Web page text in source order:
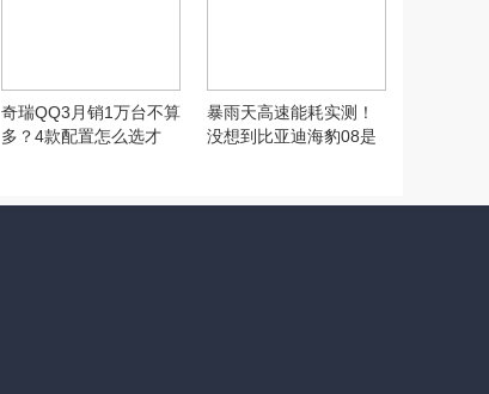
奇瑞QQ3月销1万台不算
多？4款配置怎么选才
暴雨天高速能耗实测！
没想到比亚迪海豹08是